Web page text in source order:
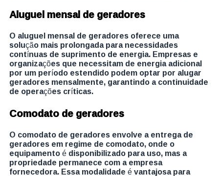
Aluguel mensal de geradores
O aluguel mensal de geradores oferece uma
solução mais prolongada para necessidades
contínuas de suprimento de energia. Empresas e
organizações que necessitam de energia adicional
por um período estendido podem optar por alugar
geradores mensalmente, garantindo a continuidade
de operações críticas.
Comodato de geradores
O comodato de geradores envolve a entrega de
geradores em regime de comodato, onde o
equipamento é disponibilizado para uso, mas a
propriedade permanece com a empresa
fornecedora. Essa modalidade é vantajosa para